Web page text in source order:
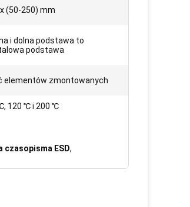
(50-250) mm
i dolna podstawa to
podstawa
elementów zmontowanych
120 ℃ i 200 ℃
czasopisma ESD,